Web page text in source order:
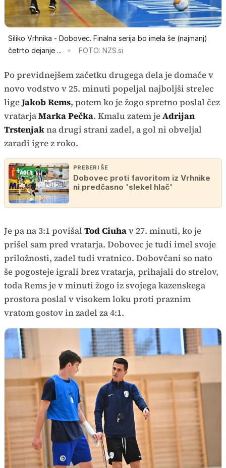
Siliko Vrhnika - Dobovec. Finalna serija bo imela še (najmanj)
četrto dejanje ...
FOTO: NZS.si
Po previdnejšem začetku drugega dela je domače v
novo vodstvo v 25. minuti popeljal najboljši strelec
ligeJakob Rems, potem ko je žogo spretno poslal čez
vratarjaMarka Pečka. Kmalu zatem jeAdrijan
Trstenjakna drugi strani zadel, a gol ni obveljal
zaradi igre z roko.
PREBERI ŠE
Dobovec proti favoritom iz Vrhnike
ni predčasno 'slekel hlač'
Je pa na 3:1 povišal Tod Ciuhav 27. minuti, ko je
prišel sam pred vratarja. Dobovec je tudi imel svoje
priložnosti, zadel tudi vratnico. Dobovčani so nato
še pogosteje igrali brez vratarja, prihajali do strelov,
toda Rems je v minuti žogo iz svojega kazenskega
prostora poslal v visokem loku proti praznim
vratom gostov in zadel za 4:1.